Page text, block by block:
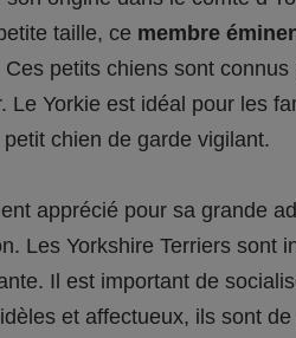
taille, ce membre
petits chiens sont
Le Yorkie est idéal pour les
chien de garde vigilant.
apprécié pour sa grande
Les Yorkshire Terriers
Il est important de
et affectueux, ils sont